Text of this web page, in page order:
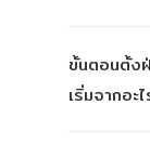
ขั้นตอนตั้ง
เริ่มจากอะ